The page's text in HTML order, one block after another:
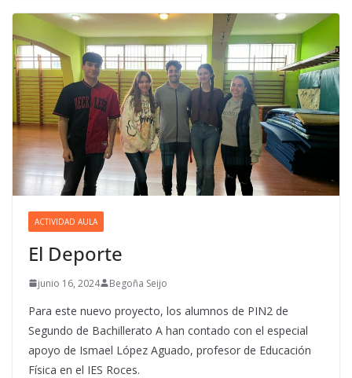
ACTIVIDAD AULA
El Deporte
junio 16, 2024 Begoña Seijo
Para este nuevo proyecto, los alumnos de PIN2 de
Segundo de Bachillerato A han contado con el especial
apoyo de Ismael López Aguado, profesor de Educación
Física en el IES Roces.